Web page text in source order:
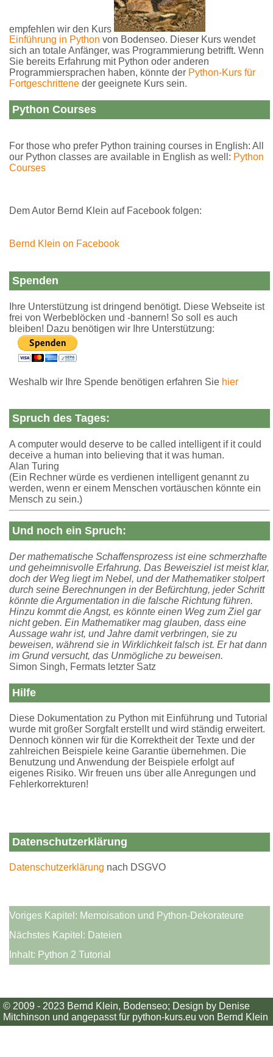
empfehlen wir den Kurs
Einführung in Python von Bodenseo. Dieser Kurs wendet
sich an totale Anfänger, was Programmierung betrifft. Wenn
Sie bereits Erfahrung mit Python oder anderen
Programmiersprachen haben, könnte der Python-Kurs für
Fortgeschrittene der geeignete Kurs sein.
Python Courses
For those who prefer Python training courses in English: All
our Python classes are available in English as well: Python
Courses
Dem Autor Bernd Klein auf Facebook folgen:
Bernd Klein on Facebook
Spenden
Ihre Unterstützung ist dringend benötigt. Diese Webseite ist
frei von Werbeblöcken und -bannern! So soll es auch
bleiben! Dazu benötigen wir Ihre Unterstützung:
Weshalb wir Ihre Spende benötigen erfahren Sie hier
Spruch des Tages:
A computer would deserve to be called intelligent if it could
deceive a human into believing that it was human.
Alan Turing
(Ein Rechner würde es verdienen intelligent genannt zu
werden, wenn er einem Menschen vortäuschen könnte ein
Mensch zu sein.)
Und noch ein Spruch:
Der mathematische Schaffensprozess ist eine schmerzhafte
und geheimnisvolle Erfahrung. Das Beweisziel ist meist klar,
doch der Weg liegt im Nebel, und der Mathematiker stolpert
durch seine Berechnungen in der Befürchtung, jeder Schritt
könnte die Argumentation in die falsche Richtung führen.
Hinzu kommt die Angst, es könnte einen Weg zum Ziel gar
nicht geben. Ein Mathematiker mag glauben, dass eine
Aussage wahr ist, und Jahre damit verbringen, sie zu
beweisen, während sie in Wirklichkeit falsch ist. Er hat dann
im Grund versucht, das Unmögliche zu beweisen.
Simon Singh, Fermats letzter Satz
Hilfe
Diese Dokumentation zu Python mit Einführung und Tutorial
wurde mit großer Sorgfalt erstellt und wird ständig erweitert.
Dennoch können wir für die Korrektheit der Texte und der
zahlreichen Beispiele keine Garantie übernehmen. Die
Benutzung und Anwendung der Beispiele erfolgt auf
eigenes Risiko. Wir freuen uns über alle Anregungen und
Fehlerkorrekturen!
Datenschutzerklärung
Datenschutzerklärung nach DSGVO
Voriges Kapitel: Memoisation und Python-Dekorateure
Nächstes Kapitel: Dateien
Inhalt: Python 2 Tutorial
© 2009 - 2023 Bernd Klein, Bodenseo; Design by Denise
Mitchinson und angepasst für python-kurs.eu von Bernd Klein